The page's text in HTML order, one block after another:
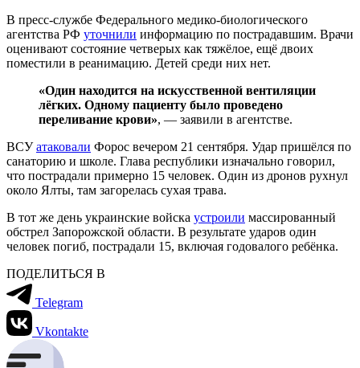
В пресс-службе Федерального медико-биологического
агентства РФ уточнили информацию по пострадавшим. Врачи
оценивают состояние четверых как тяжёлое, ещё двоих
поместили в реанимацию. Детей среди них нет.
«Один находится на искусственной вентиляции
лёгких. Одному пациенту было проведено
переливание крови», — заявили в агентстве.
ВСУатаковали Форос вечером 21 сентября. Удар пришёлся по
санаторию и школе. Глава республики изначально говорил,
что пострадали примерно 15 человек. Один из дронов рухнул
около Ялты, там загорелась сухая трава.
В тот же день украинские войска устроили массированный
обстрел Запорожской области. В результате ударов один
человек погиб, пострадали 15, включая годовалого ребёнка.
ПОДЕЛИТЬСЯ В
Telegram
Vkontakte